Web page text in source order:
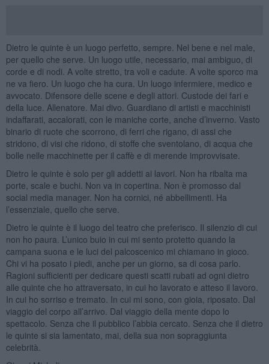
Dietro le quinte è un luogo perfetto, sempre. Nel bene e nel male,
per quello che serve. Un luogo utile, necessario, mai ambiguo, di
corde e di nodi. A volte stretto, tra voli e cadute. A volte sporco ma
ne va fiero. Un luogo che ha cura. Un luogo infermiere, medico e
avvocato. Difensore delle scene e degli attori. Custode dei fari e
della luce. Allenatore. Mai divo. Guardiano di artisti e macchinisti
indaffarati, accalorati, con le maniche corte, anche d’inverno. Vasto
binario di ruote che scorrono, di ferri che rigano, di assi che
stridono, di visi che ridono, di stoffe che sventolano, di acqua che
bolle nelle macchinette per il caffè e di merende improvvisate.
Dietro le quinte è solo per gli addetti ai lavori. Non ha ribalta ma
porte, scale e buchi. Non va in copertina. Non è promosso dal
social media manager. Non ha cornici, né abbellimenti. Ha
l’essenziale, quello che serve.
Dietro le quinte è il luogo del teatro che preferisco. Il silenzio di cui
non ho paura. L’unico buio in cui mi sento protetto quando la
campana suona e le luci del palcoscenico mi chiamano in gioco.
Chi vi ha posato i piedi, anche per un giorno, sa di cosa parlo.
Ragioni sufficienti per dedicare questi scatti rubati ad ogni dietro
alle quinte che ho attraversato, in cui ho lavorato e atteso il lavoro.
In cui ho sorriso e tremato. In cui mi sono, con gioia, riposato. Dal
viaggio del corpo all’arrivo. Dal viaggio della mente dopo lo
spettacolo. Senza che il pubblico l’abbia cercato. Senza che il dietro
le quinte si sia lamentato, mai, della sua non sopraggiunta
celebrità.